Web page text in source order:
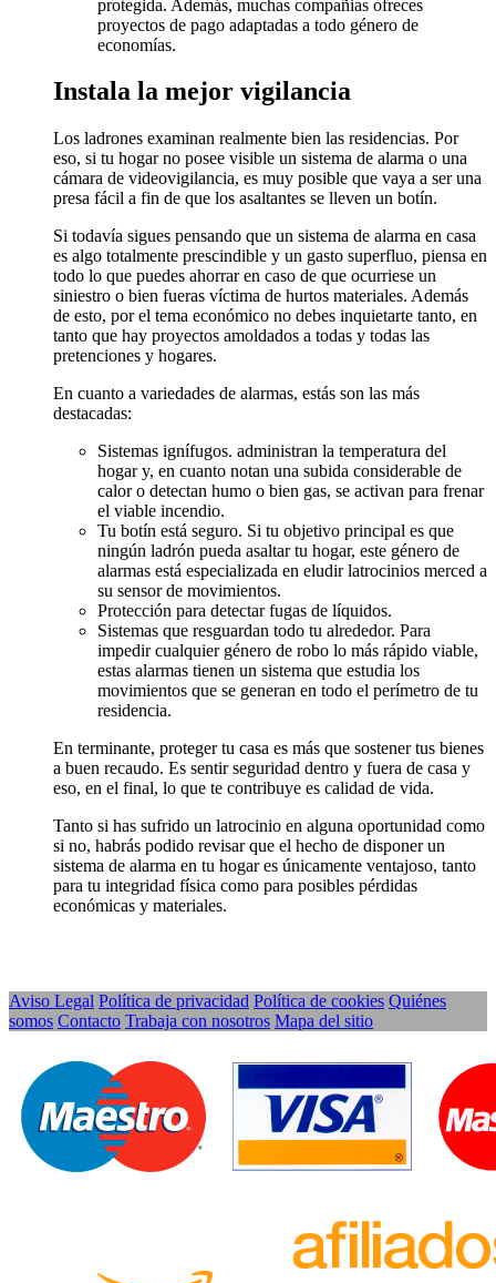
protegida. Además, muchas compañias ofreces
proyectos de pago adaptadas a todo género de
economías.
Instala la mejor vigilancia
Los ladrones examinan realmente bien las residencias. Por
eso, si tu hogar no posee visible un sistema de alarma o una
cámara de videovigilancia, es muy posible que vaya a ser una
presa fácil a fin de que los asaltantes se lleven un botín.
Si todavía sigues pensando que un sistema de alarma en casa
es algo totalmente prescindible y un gasto superfluo, piensa en
todo lo que puedes ahorrar en caso de que ocurriese un
siniestro o bien fueras víctima de hurtos materiales. Además
de esto, por el tema económico no debes inquietarte tanto, en
tanto que hay proyectos amoldados a todas y todas las
pretenciones y hogares.
En cuanto a variedades de alarmas, estás son las más
destacadas:
Sistemas ignífugos. administran la temperatura del
hogar y, en cuanto notan una subida considerable de
calor o detectan humo o bien gas, se activan para frenar
el viable incendio.
Tu botín está seguro. Si tu objetivo principal es que
ningún ladrón pueda asaltar tu hogar, este género de
alarmas está especializada en eludir latrocinios merced a
su sensor de movimientos.
Protección para detectar fugas de líquidos.
Sistemas que resguardan todo tu alrededor. Para
impedir cualquier género de robo lo más rápido viable,
estas alarmas tienen un sistema que estudia los
movimientos que se generan en todo el perímetro de tu
residencia.
En terminante, proteger tu casa es más que sostener tus bienes
a buen recaudo. Es sentir seguridad dentro y fuera de casa y
eso, en el final, lo que te contribuye es calidad de vida.
Tanto si has sufrido un latrocinio en alguna oportunidad como
si no, habrás podido revisar que el hecho de disponer un
sistema de alarma en tu hogar es únicamente ventajoso, tanto
para tu integridad física como para posibles pérdidas
económicas y materiales.
Aviso Legal Política de privacidad Política de cookies Quiénes
somos Contacto Trabaja con nosotros Mapa del sitio